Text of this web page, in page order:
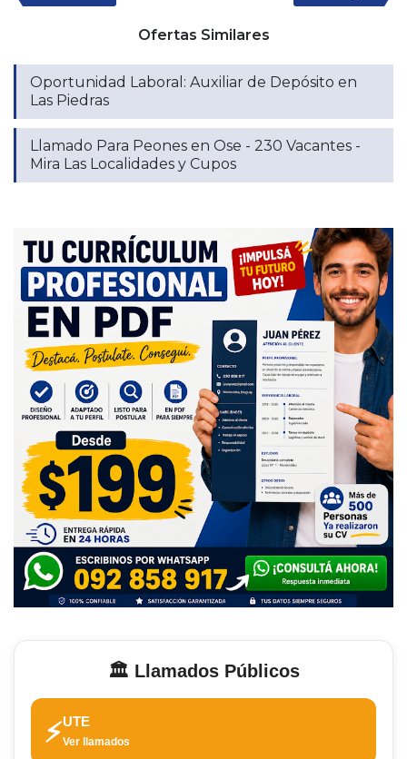
Ofertas Similares
Oportunidad Laboral: Auxiliar de Depósito en
Las Piedras
Llamado Para Peones en Ose - 230 Vacantes -
Mira Las Localidades y Cupos
🏛️ Llamados Públicos
⚡UTE
Ver llamados